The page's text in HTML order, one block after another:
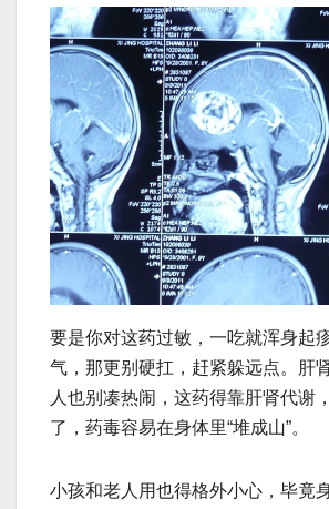
要是你对这药过敏，一吃就浑身起
气，那更别硬扛，赶紧躲远点。肝
人也别凑热闹，这药得靠肝肾代谢
了，药毒容易在身体里“堆成山”。
小孩和老人用也得格外小心，毕竟